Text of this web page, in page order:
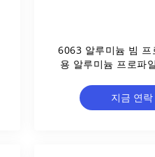
6063 알루미늄 빔 프
용 알루미늄 프로파
지금 연락